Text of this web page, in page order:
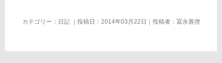
カテゴリー： 日記｜投稿日：2014年03月22日｜投稿者： 冨永善啓